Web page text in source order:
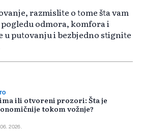
razmislite o tome šta vam
odmora, komfora i
u putovanju i bezbjedno stignite
ili otvoreni prozori: Šta je
tokom vožnje?
2026.